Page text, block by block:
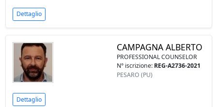
Dettaglio
CAMPAGNA ALBERTO
PROFESSIONAL COUNSELOR
N° iscrizione: REG-A2736-2021
PESARO (PU)
Dettaglio